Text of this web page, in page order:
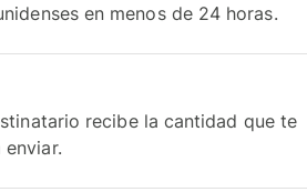
en menos de 24 horas.
recibe la cantidad que te